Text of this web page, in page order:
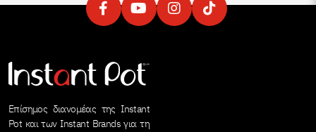
Επίσημος διανομέας της Instant
Pot και των Instant Brands για τη